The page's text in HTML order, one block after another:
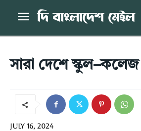
সারা দেশে স্কুল–কলেজ
July 16, 2024